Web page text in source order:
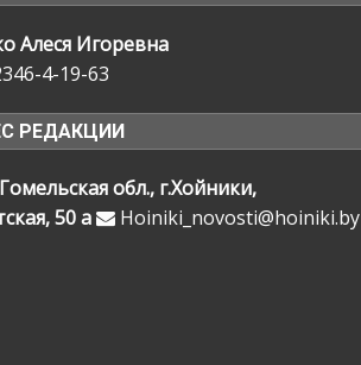
Алеся Игоревна
4-19-63
РЕДАКЦИИ
обл., г.Хойники,
50 а
Hoiniki_novosti@hoiniki.by